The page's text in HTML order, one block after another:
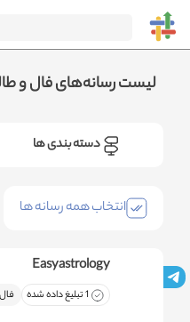
لیست رسانه‌های فال و
دسته بندی ها
انتخاب همه رسانه ها
Easyastrology
1 تبلیغ داده شده
[GET] "https://